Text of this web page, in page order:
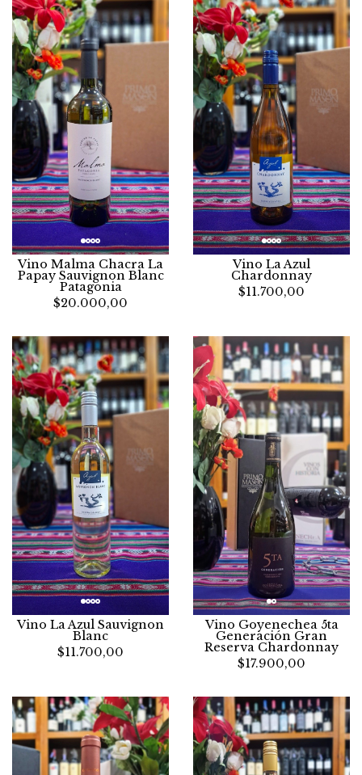
Vino Malma Chacra La
Papay Sauvignon Blanc
Patagonia
$20.000,00
Vino La Azul
Chardonnay
$11.700,00
Vino La Azul Sauvignon
Blanc
$11.700,00
Vino Goyenechea 5ta
Generación Gran
Reserva Chardonnay
$17.900,00